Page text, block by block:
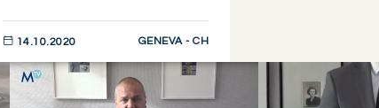
14.10.2020 GENEVA - CH
DESCUBRIR AHORA